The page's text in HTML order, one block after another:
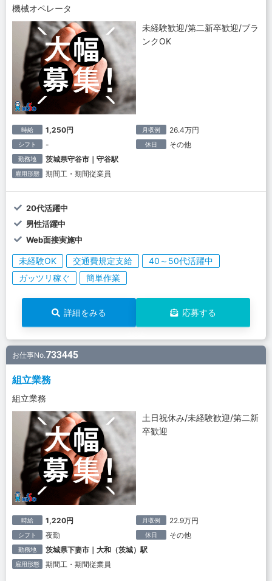
機械オペレータ
未経験歓迎/第二新卒歓迎/ブラ
ンクOK
時給 1,250円 月収例 26.4万円
シフト - 休日 その他
勤務地 茨城県守谷市｜守谷駅
雇用形態 期間工・期間従業員
20代活躍中
男性活躍中
Web面接実施中
未経験OK 交通費規定支給
40～50代活躍中
ガッツリ稼ぐ
簡単作業
詳細をみる 応募する
お仕事No.733445
組立業務
組立業務
土日祝休み/未経験歓迎/第二新
卒歓迎
時給 1,220円 月収例 22.9万円
シフト 夜勤 休日 その他
勤務地 茨城県下妻市｜大和（茨城）駅
雇用形態 期間工・期間従業員